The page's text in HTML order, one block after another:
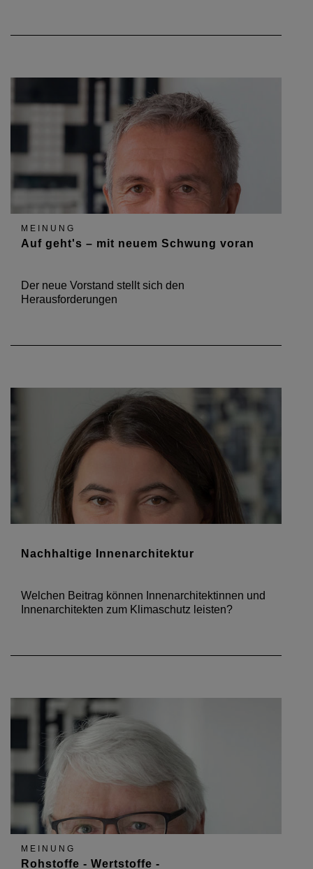
MEINUNG
Auf geht's – mit neuem Schwung voran
Der neue Vorstand stellt sich den
Herausforderungen
Nachhaltige Innenarchitektur
Welchen Beitrag können Innenarchitektinnen und
Innenarchitekten zum Klimaschutz leisten?
MEINUNG
Rohstoffe - Wertstoffe -